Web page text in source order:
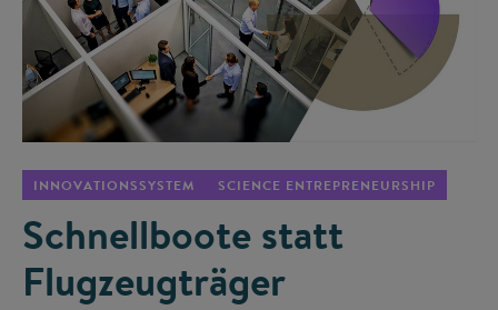
INNOVATIONSSYSTEM SCIENCE ENTREPRENEURSHIP
Schnellboote statt
Flugzeugträger